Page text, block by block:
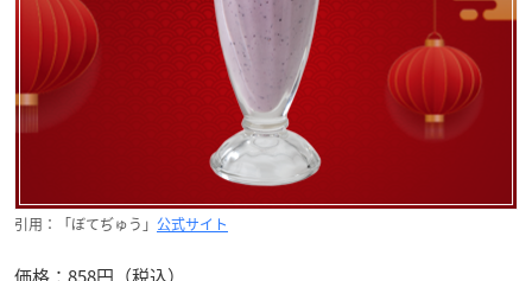
引用：「ぼてぢゅう」 公式サイト